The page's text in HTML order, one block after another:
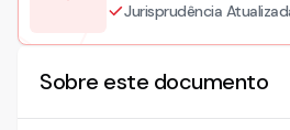
Jurisprudência
Sobre este documento